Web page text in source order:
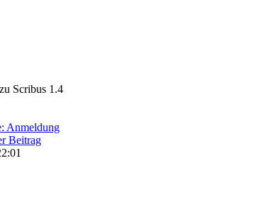
Scribus 1.4
Anmeldung
Beitrag